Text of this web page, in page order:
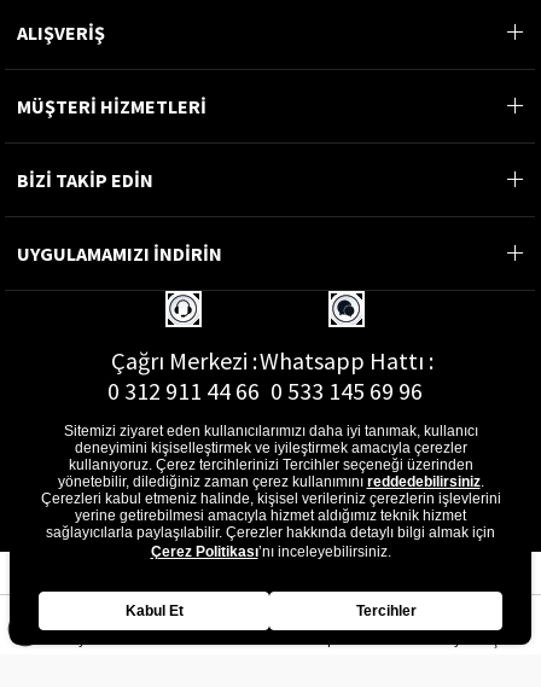
ALIŞVERİŞ
MÜŞTERİ HİZMETLERİ
BİZİ TAKİP EDİN
UYGULAMAMIZI İNDİRİN
Çağrı Merkezi :
0 312 911 44 66
Whatsapp Hattı :
0 533 145 69 96
E-Posta Adresi :
musterihizmetleri@gon.com.tr
Sitemizi ziyaret eden kullanıcılarımızı daha iyi tanımak, kullanıcı
deneyimini kişiselleştirmek ve iyileştirmek amacıyla çerezler
kullanıyoruz. Çerez tercihlerinizi Tercihler seçeneği üzerinden
yönetebilir, dilediğiniz zaman çerez kullanımını reddedebilirsiniz.
Çerezleri kabul etmeniz halinde, kişisel verileriniz çerezlerin işlevlerini
yerine getirebilmesi amacıyla hizmet aldığımız teknik hizmet
sağlayıcılarla paylaşılabilir. Çerezler hakkında detaylı bilgi almak için
Çerez Politikası’nı inceleyebilirsiniz.
Kabul Et Tercihler